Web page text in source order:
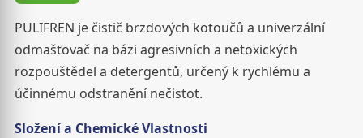
PULIFREN je čistič brzdových kotoučů a univerzální
odmašťovač na bázi agresivních a netoxických
rozpouštědel a detergentů, určený k rychlému a
účinnému odstranění nečistot.
Složení a Chemické Vlastnosti